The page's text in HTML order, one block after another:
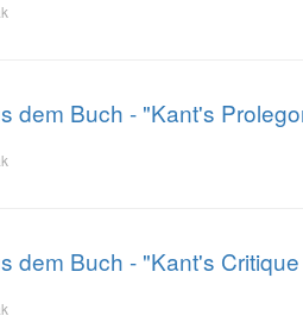
dem Buch - "Kant's
dem Buch - "Kant's